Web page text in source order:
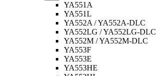
YA551A
YA551L
YA552A / YA552A-DLC
YA552LG / YA552LG-DLC
YA552M / YA552M-DLC
YA553F
YA553E
YA553HE